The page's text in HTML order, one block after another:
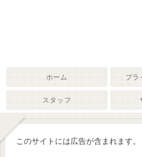
ホーム プラ
スタッフ
このサイトには広告が含まれます。